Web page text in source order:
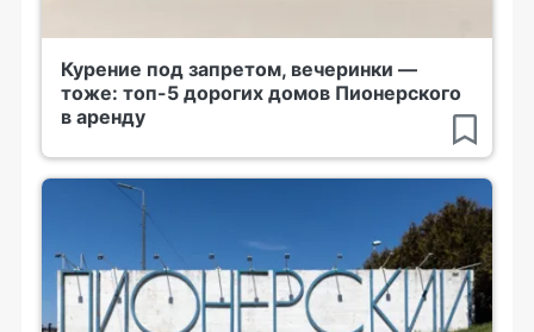
Курение под запретом, вечеринки —
тоже: топ-5 дорогих домов Пионерского
в аренду